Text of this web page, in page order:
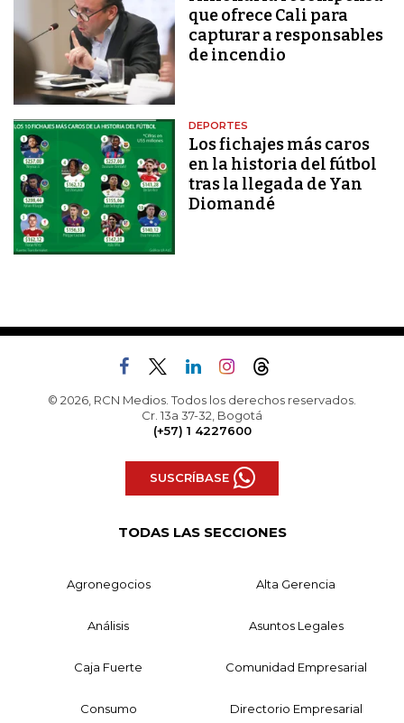
que ofrece Cali para
capturar a responsables
de incendio
DEPORTES
Los fichajes más caros
en la historia del fútbol
tras la llegada de Yan
Diomandé
© 2026, RCN Medios. Todos los derechos reservados.
Cr. 13a 37-32, Bogotá
(+57) 1 4227600
SUSCRÍBASE
TODAS LAS SECCIONES
Agronegocios Alta Gerencia
Análisis Asuntos Legales
Caja Fuerte Comunidad Empresarial
Consumo Directorio Empresarial